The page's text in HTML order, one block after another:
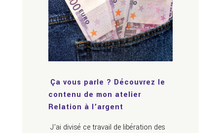
Ça vous parle ? Découvrez le
contenu de mon atelier
Relation à l’argent
J’ai divisé ce travail de libération des